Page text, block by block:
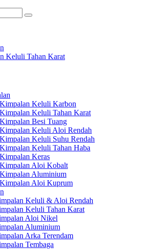
Keluli Tahan Karat
Keluli Karbon
Keluli Tahan Karat
Besi Tuang
Keluli Aloi Rendah
Keluli Suhu Rendah
Keluli Tahan Haba
Keras
Aloi Kobalt
Aluminium
Aloi Kuprum
Keluli & Aloi Rendah
Keluli Tahan Karat
Aloi Nikel
Aluminium
Arka Terendam
Tembaga